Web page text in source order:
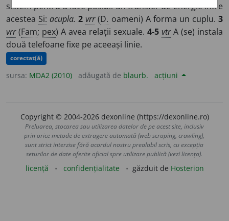
sistem pentru a face posibil un transfer de energie între
acestea Si: acupla. 2 vrr(D. oameni) A forma un cuplu.3
vrr(Fam; pex) A avea relații sexuale. 4-5 vtrA (se) instala
două telefoane fixe pe aceeași linie.
corectat(ă)
sursa: MDA2 (2010) adăugată de blaurb. acțiuni
Copyright © 2004-2026 dexonline (https://dexonline.ro)
Preluarea, stocarea sau utilizarea datelor de pe acest site, inclusiv
prin orice metode de extragere automată (web scraping, crawling),
sunt strict interzise fără acordul nostru prealabil scris, cu excepția
seturilor de date oferite oficial spre utilizare publică (vezi licența).
licență confidențialitate găzduit de Hosterion